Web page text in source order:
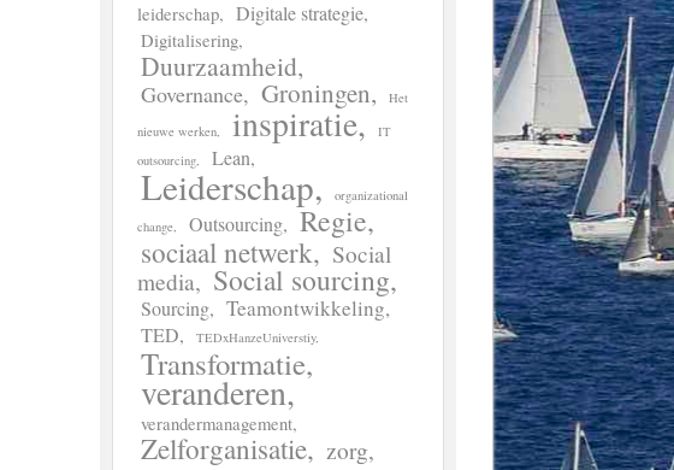
leiderschap
Digitale strategie
Digitalisering
Duurzaamheid
Governance Groningen
Het
nieuwe werken
inspiratie
IT
outsourcing
Lean
Leiderschap
organizational
change
Outsourcing Regie
sociaal netwerk
Social
media
Social sourcing
Sourcing Teamontwikkeling
TED TEDxHanzeUniverstiy
Transformatie
veranderen
verandermanagement
Zelforganisatie zorg